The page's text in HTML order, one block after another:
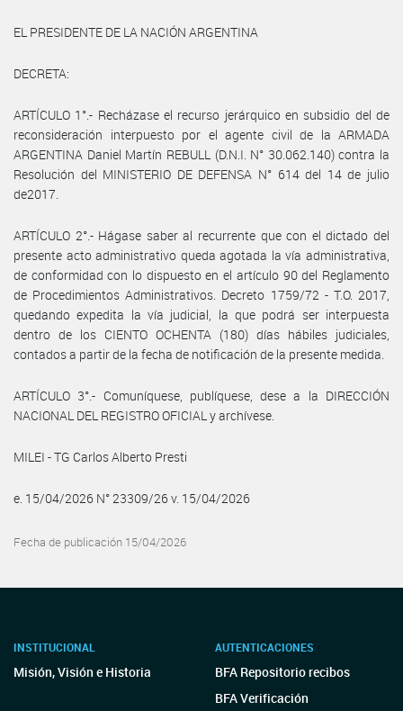
EL PRESIDENTE DE LA NACIÓN ARGENTINA
DECRETA:
ARTÍCULO 1°.- Recházase el recurso jerárquico en subsidio del de
reconsideración interpuesto por el agente civil de la ARMADA
ARGENTINA Daniel Martín REBULL (D.N.I. N° 30.062.140) contra la
Resolución del MINISTERIO DE DEFENSA N° 614 del 14 de julio
de2017.
ARTÍCULO 2°.- Hágase saber al recurrente que con el dictado del
presente acto administrativo queda agotada la vía administrativa,
de conformidad con lo dispuesto en el artículo 90 del Reglamento
de Procedimientos Administrativos. Decreto 1759/72 - T.O. 2017,
quedando expedita la vía judicial, la que podrá ser interpuesta
dentro de los CIENTO OCHENTA (180) días hábiles judiciales,
contados a partir de la fecha de notificación de la presente medida.
ARTÍCULO 3°.- Comuníquese, publíquese, dese a la DIRECCIÓN
NACIONAL DEL REGISTRO OFICIAL y archívese.
MILEI - TG Carlos Alberto Presti
e. 15/04/2026 N° 23309/26 v. 15/04/2026
Fecha de publicación 15/04/2026
INSTITUCIONAL
Misión, Visión e Historia
AUTENTICACIONES
BFA Repositorio recibos
BFA Verificación